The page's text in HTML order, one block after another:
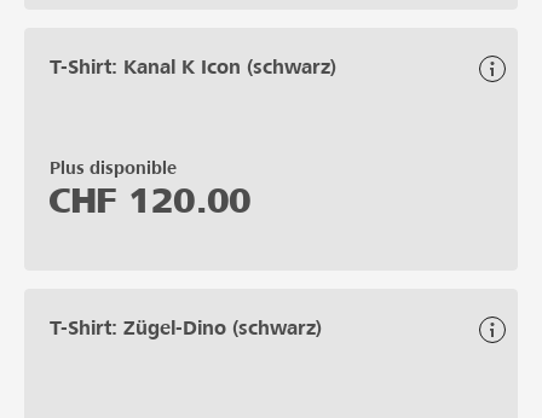
T-Shirt: Kanal K Icon (schwarz)
Plus disponible
CHF 120.00
T-Shirt: Zügel-Dino (schwarz)